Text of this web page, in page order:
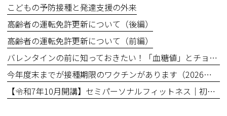
こどもの予防接種と発達支援の外来
高齢者の運転免許更新について（後編）
高齢者の運転免許更新について（前編）
バレンタインの前に知っておきたい！「血糖値」とチョコレートの食べ方
今年度末までが接種期限のワクチンがあります（2026年3月31日まで）
【令和7年10月開講】セミパーソナルフィットネス｜初回無料体験あり